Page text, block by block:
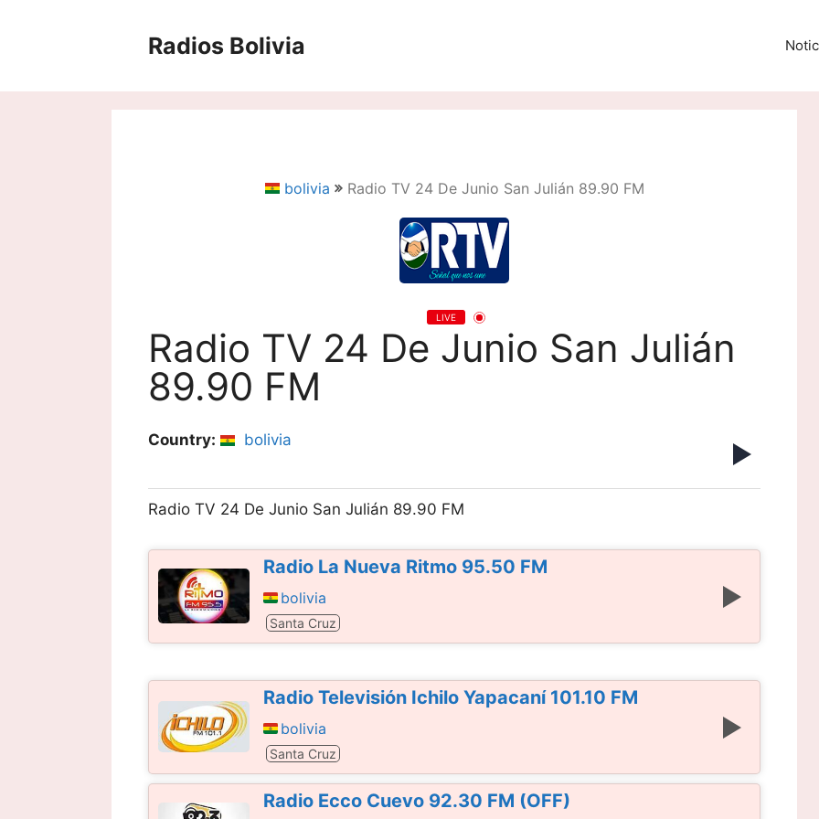
Radios Bolivia
bolivia Radio TV 24 De Junio San Julián 89.90 FM
LIVE
Radio TV 24 De Junio San Julián
89.90 FM
Country: bolivia
Radio TV 24 De Junio San Julián 89.90 FM
Radio La Nueva Ritmo 95.50 FM
bolivia
Santa Cruz
Radio Televisión Ichilo Yapacaní 101.10 FM
bolivia
Santa Cruz
Radio Ecco Cuevo 92.30 FM (OFF)